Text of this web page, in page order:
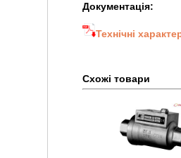
Документація:
Технічні
Схожі товари